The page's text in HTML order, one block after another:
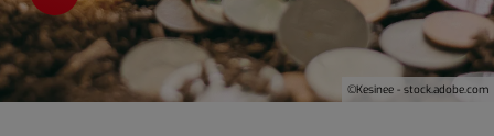
©Kesinee - stock.adobe.com